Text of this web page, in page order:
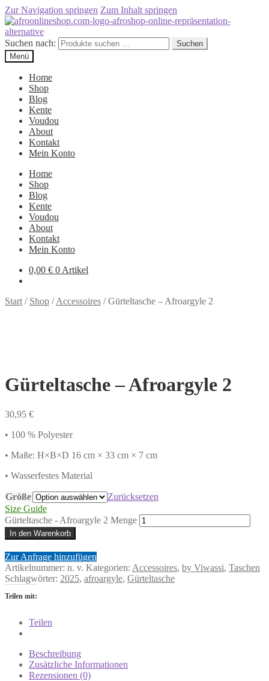
Zur Navigation springen Zum Inhalt springen
Suchen nach:
Suchen
Menü
Home
Shop
Blog
Kente
Voudou
About
Kontakt
Mein Konto
Home
Shop
Blog
Kente
Voudou
About
Kontakt
Mein Konto
0,00 € 0 Artikel
Start / Shop /Accessoires /Gürteltasche – Afroargyle 2
Gürteltasche – Afroargyle 2
30,95 €
• 100 % Polyester
• Maße: H×B×D 16 cm × 33 cm × 7 cm
• Wasserfestes Material
Größe
Zurücksetzen
Size Guide
Gürteltasche - Afroargyle 2 Menge
In den Warenkorb
Zur Anfrage hinzufügen
Artikelnummer: n. v. Kategorien: Accessoires, by Viwassi, Taschen
Schlagwörter: 2025, afroargyle, Gürteltasche
Teilen mit:
Teilen
Beschreibung
Zusätzliche Informationen
Rezensionen (0)